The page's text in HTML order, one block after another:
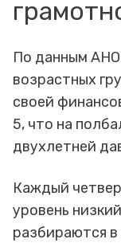
По данным АНО
возрастных
своей
5, что на
двухлетней
Каждый
уровень
разбираются